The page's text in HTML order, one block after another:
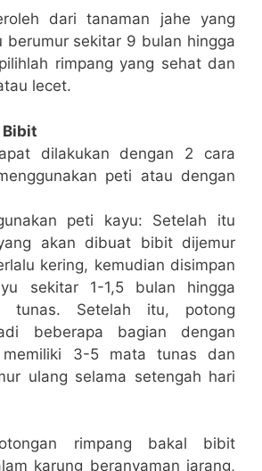
dari tanaman jahe yang
berumur sekitar 9 bulan hingga
rimpang yang sehat dan
lecet.
Bibit
dilakukan dengan 2 cara
peti atau dengan
peti kayu: Setelah itu
akan dibuat bibit dijemur
kering, kemudian disimpan
sekitar 1-1,5 bulan hingga
tunas. Setelah itu, potong
beberapa bagian dengan
3-5 mata tunas dan
ulang selama setengah hari
rimpang bakal bibit
karung beranyaman jarang,